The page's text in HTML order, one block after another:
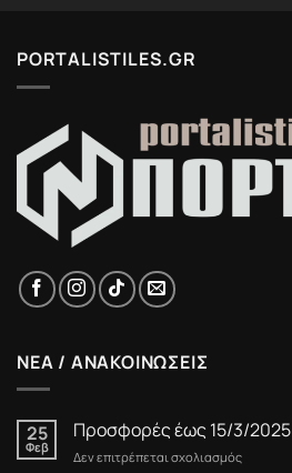
PORTALISTILES.GR
ΝΕΑ / ΑΝΑΚΟΙΝΩΣΕΙΣ
25
Φεβ
Προσφορές έως 15/3/2025
Δεν επιτρέπεται σχολιασμόςστο